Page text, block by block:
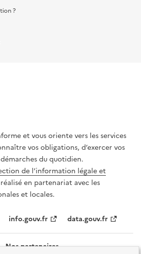
?
et vous oriente vers les services
vos obligations, d’exercer vos
du quotidien.
de l’information légale et
en partenariat avec les
et locales.
info.gouv.fr data.gouv.fr
Nos partenaires